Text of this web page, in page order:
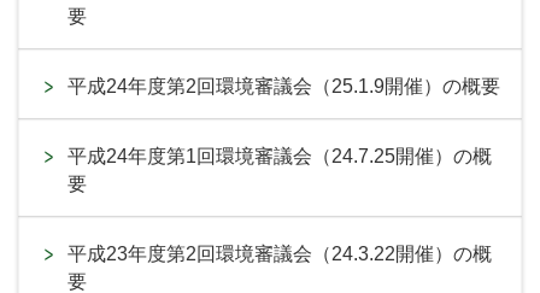
要
平成24年度第2回環境審議会（25.1.9開催）の概要
平成24年度第1回環境審議会（24.7.25開催）の概
要
平成23年度第2回環境審議会（24.3.22開催）の概
要